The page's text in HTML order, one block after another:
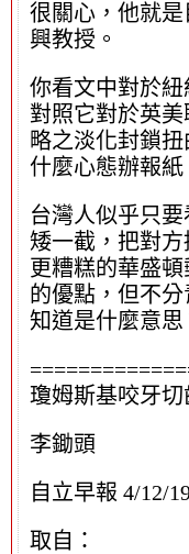
很關心，他就
興教授。
你看文中對於
對照它對於英
略之淡化封鎖
什麼心態辦報紙
台灣人似乎只
矮一截，把對方
更糟糕的華盛
的優點，但不
知道是什麼意思
瓊姆斯基咬牙切
李鋤頭
自立早報 4/12/
取自：